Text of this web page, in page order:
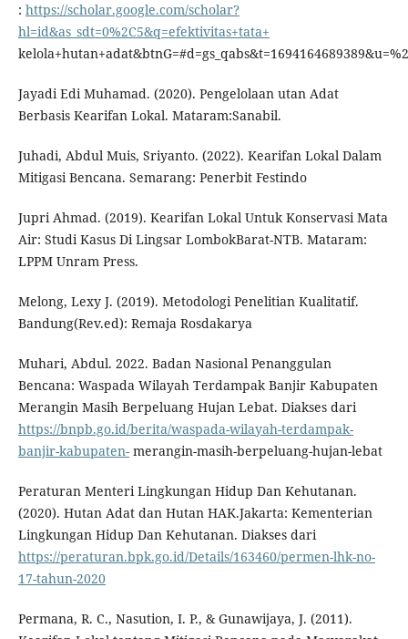
: https://scholar.google.com/scholar?
hl=id&as_sdt=0%2C5&q=efektivitas+tata+
Jayadi Edi Muhamad. (2020). Pengelolaan utan Adat
Berbasis Kearifan Lokal. Mataram:Sanabil.
Juhadi, Abdul Muis, Sriyanto. (2022). Kearifan Lokal Dalam
Mitigasi Bencana. Semarang: Penerbit Festindo
Jupri Ahmad. (2019). Kearifan Lokal Untuk Konservasi Mata
Air: Studi Kasus Di Lingsar LombokBarat-NTB. Mataram:
LPPM Unram Press.
Melong, Lexy J. (2019). Metodologi Penelitian Kualitatif.
Bandung(Rev.ed): Remaja Rosdakarya
Muhari, Abdul. 2022. Badan Nasional Penanggulan
Bencana: Waspada Wilayah Terdampak Banjir Kabupaten
Merangin Masih Berpeluang Hujan Lebat. Diakses dari
https://bnpb.go.id/berita/waspada-wilayah-terdampak-
banjir-kabupaten-merangin-masih-berpeluang-hujan-lebat
Peraturan Menteri Lingkungan Hidup Dan Kehutanan.
(2020). Hutan Adat dan Hutan HAK.Jakarta: Kementerian
Lingkungan Hidup Dan Kehutanan. Diakses dari
https://peraturan.bpk.go.id/Details/163460/permen-lhk-no-
17-tahun-2020
Permana, R. C., Nasution, I. P., & Gunawijaya, J. (2011).